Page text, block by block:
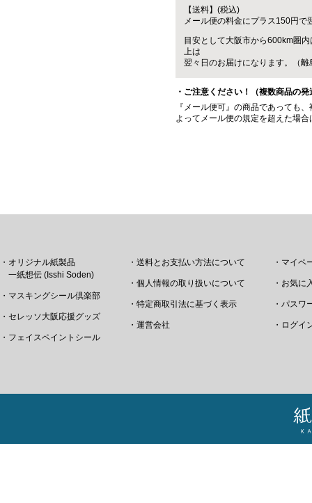
【送料】(税込)
メール便の料金にプラス150円で
目安として大阪市から600km圏
上は
翌々日のお届けになります。（
・ご注意ください！（複数商品の発
『メール便可』の商品であっても
よってメール便の規定を超えた場
・オリジナル紙製品
一紙想伝 (Isshi Soden)
・マスキングシール倶楽部
・セレッソ大阪応援グッズ
・フェイスペイントシール
・送料とお支払い方法について
・個人情報の取り扱いについて
・特定商取引法に基づく表示
・運営会社
・マイペ
・お気に
・パスワ
・ログイ